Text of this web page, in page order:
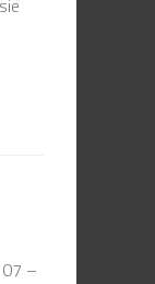
07 –